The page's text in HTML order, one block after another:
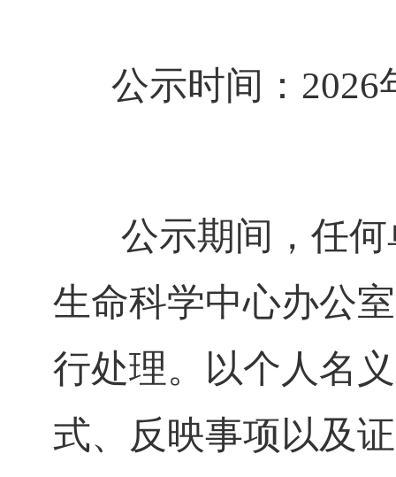
公示时间： 2026
公示期间，任何
生命科学中心办公
行处理。以个人名
式、反映事项以及